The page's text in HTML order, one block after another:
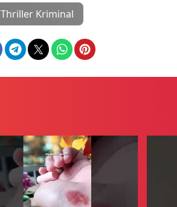
Thriller Kriminal